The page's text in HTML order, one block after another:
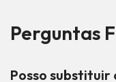
Perguntas
Posso substituir